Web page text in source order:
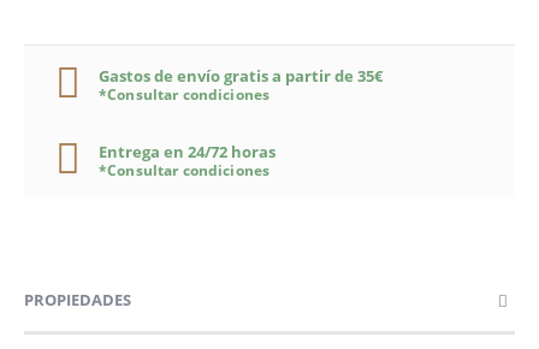
Gastos de envío gratis a partir de 35€
*Consultar condiciones
Entrega en 24/72 horas
*Consultar condiciones
PROPIEDADES